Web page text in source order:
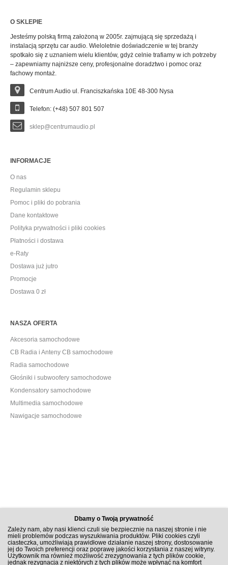
Dbamy o Twoją prywatność
Zależy nam, aby nasi klienci czuli się bezpiecznie na naszej stronie i nie
mieli problemów podczas wyszukiwania produktów. Pliki cookies czyli
ciasteczka, umożliwiają prawidłowe działanie naszej strony, dostosowanie
jej do Twoich preferencji oraz poprawę jakości korzystania z naszej witryny.
Użytkownik ma również możliwość zrezygnowania z tych plików cookie,
jednak rezygnacja z niektórych z tych plików może wpłynąć na komfort
O SKLEPIE
Jesteśmy polską firmą założoną w 2005r. zajmującą się sprzedażą i
instalacją sprzętu car audio. Wieloletnie doświadczenie w tej branży
spotkało się z uznaniem wielu klientów, gdyż celnie trafiamy w ich potrzeby
– zapewniamy najniższe ceny, profesjonalne doradztwo i pomoc oraz
fachowy montaż.
Centrum Audio ul. Franciszkańska 10E 48-300 Nysa
Telefon: (+48) 507 801 507
sklep@centrumaudio.pl
INFORMACJE
O nas
Regulamin sklepu
Pomoc i pliki do pobrania
Dane kontaktowe
Polityka prywatności i pliki cookies
Płatności i dostawa
e-Raty
Dostawa już jutro
Promocje
Dostawa 0 zł
NASZA OFERTA
Akcesoria samochodowe
CB Radia i Anteny CB samochodowe
Radia samochodowe
Głośniki i subwoofery samochodowe
Kondensatory samochodowe
Multimedia samochodowe
Nawigacje samochodowe